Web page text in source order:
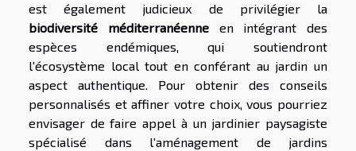
est également judicieux de privilégier la
biodiversité méditerranéenneen intégrant des
espèces endémiques, qui soutiendront
l'écosystème local tout en conférant au jardin un
aspect authentique. Pour obtenir des conseils
personnalisés et affiner votre choix, vous pourriez
envisager de faire appel à un jardinier paysagiste
spécialisé dans l'aménagement de jardins